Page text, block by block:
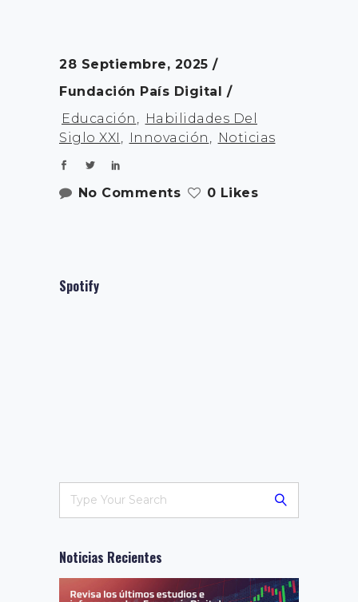
28 Septiembre, 2025
Fundación País Digital
Educación , Habilidades Del
Siglo XXI , Innovación , Noticias
No Comments 0 Likes
Spotify
Noticias Recientes